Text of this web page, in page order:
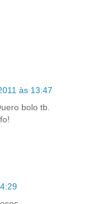
às 13:47
bolo tb.